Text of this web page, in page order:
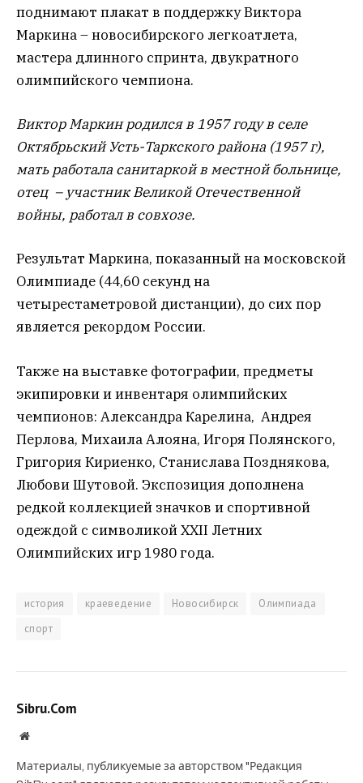
поднимают плакат в поддержку Виктора
Маркина – новосибирского легкоатлета,
мастера длинного спринта, двукратного
олимпийского чемпиона.
Виктор Маркин родился в 1957 году в селе
Октябрьский Усть-Таркского района (1957 г),
мать работала санитаркой в местной больнице,
отец – участник Великой Отечественной
войны, работал в совхозе.
Результат Маркина, показанный на московской
Олимпиаде (44,60 секунд на
четырестаметровой дистанции), до сих пор
является рекордом России.
Также на выставке фотографии, предметы
экипировки и инвентаря олимпийских
чемпионов: Александра Карелина, Андрея
Перлова, Михаила Алояна, Игоря Полянского,
Григория Кириенко, Станислава Позднякова,
Любови Шутовой. Экспозиция дополнена
редкой коллекцией значков и спортивной
одеждой с символикой XXII Летних
Олимпийских игр 1980 года.
история краеведение Новосибирск
Олимпиада
спорт
Sibru.Com
Website
Материалы, публикуемые за авторством "Редакция